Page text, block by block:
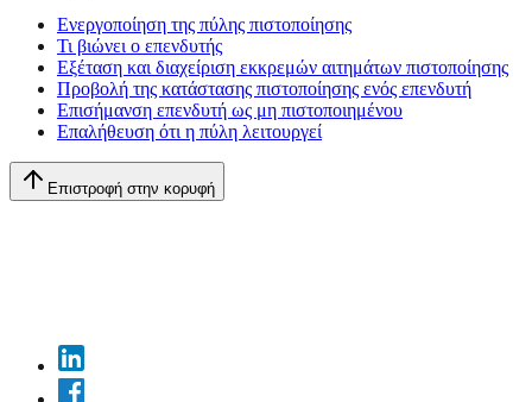
Ενεργοποίηση της πύλης πιστοποίησης
Τι βιώνει ο επενδυτής
Εξέταση και διαχείριση εκκρεμών αιτημάτων πιστοποίησης
Προβολή της κατάστασης πιστοποίησης ενός επενδυτή
Επισήμανση επενδυτή ως μη πιστοποιημένου
Επαλήθευση ότι η πύλη λειτουργεί
Επιστροφή στην κορυφή